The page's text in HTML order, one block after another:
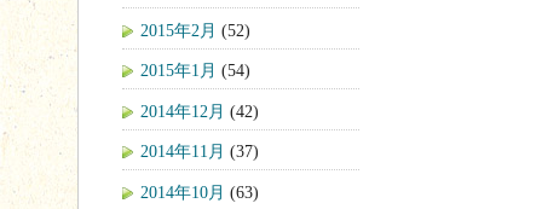
2015年2月 (52)
2015年1月 (54)
2014年12月 (42)
2014年11月 (37)
2014年10月 (63)